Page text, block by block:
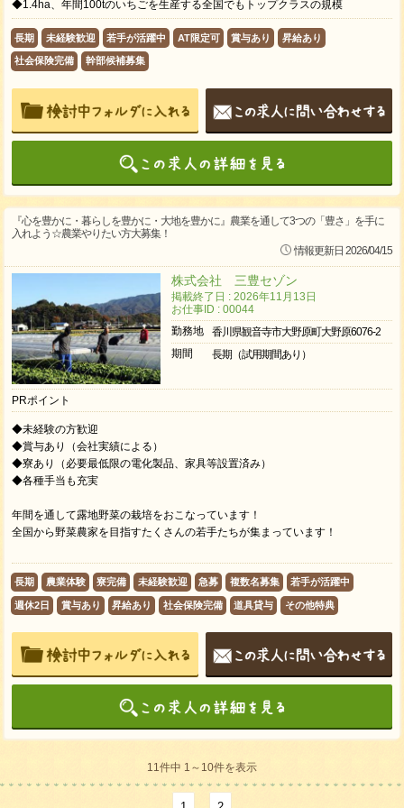
◆1.4ha、年間100tのいちごを生産する全国でもトップクラスの規模
長期 未経験歓迎 若手が活躍中 AT限定可 賞与あり 昇給あり
社会保険完備 幹部候補募集
『心を豊かに・暮らしを豊かに・大地を豊かに』農業を通して3つの「豊さ」を手に
入れよう☆農業やりたい方大募集！
情報更新日 2026/04/15
株式会社 三豊セゾン
掲載終了日 : 2026年11月13日
お仕事ID : 00044
勤務地
香川県観音寺市大野原町大野原6076-2
期間
長期（試用期間あり）
PRポイント
◆未経験の方歓迎
◆賞与あり（会社実績による）
◆寮あり（必要最低限の電化製品、家具等設置済み）
◆各種手当も充実
年間を通して露地野菜の栽培をおこなっています！
全国から野菜農家を目指すたくさんの若手たちが集まっています！
長期 農業体験 寮完備 未経験歓迎 急募 複数名募集 若手が活躍中
週休2日 賞与あり 昇給あり 社会保険完備 道具貸与 その他特典
11件中 1～10件を表示